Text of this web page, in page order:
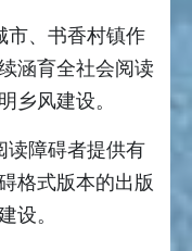
、书香村镇作
涵育全社会阅读
乡风建设。
障碍者提供有
格式版本的出版
设。